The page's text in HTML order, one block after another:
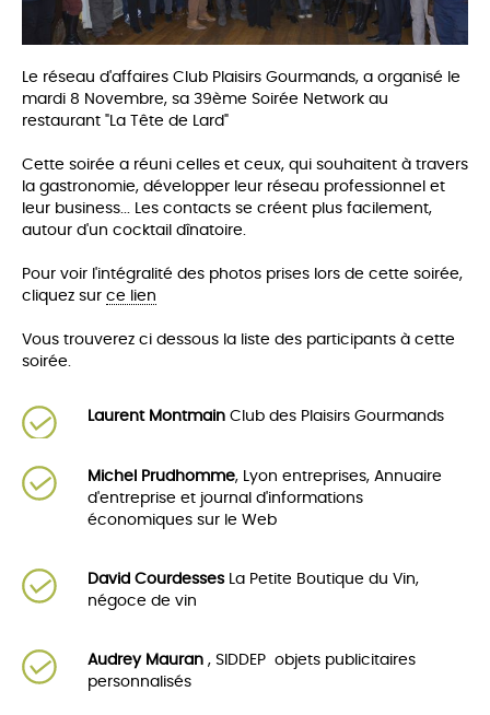
Le réseau d'affaires Club Plaisirs Gourmands, a organisé le
mardi 8 Novembre, sa 39ème Soirée Network au
restaurant "La Tête de Lard"
Cette soirée a réuni celles et ceux, qui souhaitent à travers
la gastronomie, développer leur réseau professionnel et
leur business... Les contacts se créent plus facilement,
autour d'un cocktail dînatoire.
Pour voir l'intégralité des photos prises lors de cette soirée,
cliquez sur ce lien
Vous trouverez ci dessous la liste des participants à cette
soirée.
Laurent Montmain Club des Plaisirs Gourmands
Michel Prudhomme, Lyon entreprises, Annuaire
d'entreprise et journal d'informations
économiques sur le Web
David CourdessesLa Petite Boutique du Vin,
négoce de vin
Audrey Mauran , SIDDEP objets publicitaires
personnalisés